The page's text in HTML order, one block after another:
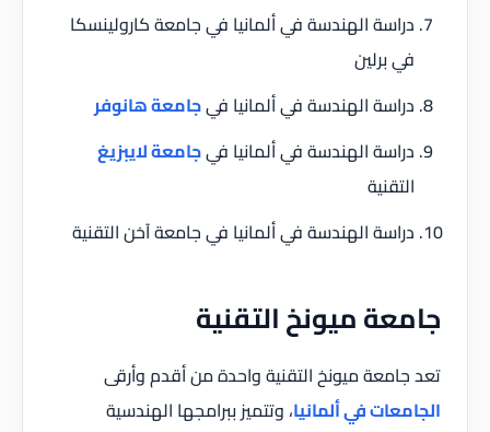
دراسة الهندسة في ألمانيا في جامعة كارولينسكا
في برلين
دراسة الهندسة في ألمانيا فيجامعة هانوفر
دراسة الهندسة في ألمانيا فيجامعة لايبزيغ
التقنية
دراسة الهندسة في ألمانيا في جامعة آخن التقنية
جامعة ميونخ التقنية
تعد جامعة ميونخ التقنية واحدة من أقدم وأرقى
الجامعات في ألمانيا، وتتميز ببرامجها الهندسية